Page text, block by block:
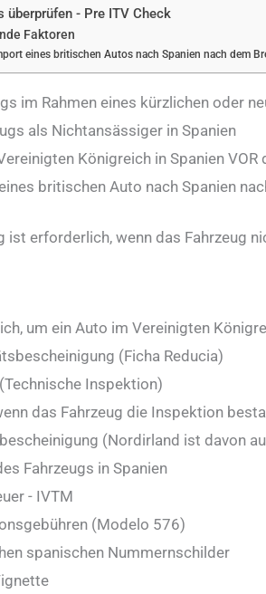
- Pre ITV Check
Faktoren
eines britischen Autos nach Spanien nach dem
im Rahmen eines kürzlichen oder
als Nichtansässiger in Spanien
Königreich in Spanien
britischen Auto nach Spanien
ist erforderlich, wenn das Fahrzeug
um ein Auto im Vereinigten
(Ficha Reducia)
Inspektion)
das Fahrzeug die Inspektion
(Nordirland ist davon
Fahrzeugs in Spanien
- IVTM
(Modelo 576)
spanischen Nummernschilder